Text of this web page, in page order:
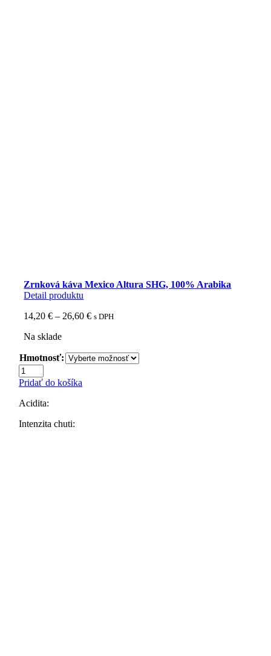
Zrnková káva Mexico Altura SHG, 100% Arabika
Detail produktu
14,20€ – 26,60€Price
26,60 €
s DPH
Na sklade
Hmotnosť:
množstvo
Zrnková
Mexico
SHG,
Pridať do košíka
Acidita:
Intenzita chuti: